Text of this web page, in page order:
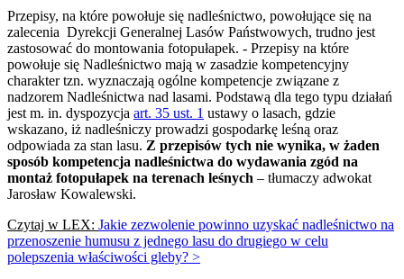
Przepisy, na które powołuje się nadleśnictwo, powołujące się na
zalecenia Dyrekcji Generalnej Lasów Państwowych, trudno jest
zastosować do montowania fotopułapek. - Przepisy na które
powołuje się Nadleśnictwo mają w zasadzie kompetencyjny
charakter tzn. wyznaczają ogólne kompetencje związane z
nadzorem Nadleśnictwa nad lasami. Podstawą dla tego typu działań
jest m. in. dyspozycja art. 35 ust. 1 ustawy o lasach, gdzie
wskazano, iż nadleśniczy prowadzi gospodarkę leśną oraz
odpowiada za stan lasu. Z przepisów tych nie wynika, w żaden
sposób kompetencja nadleśnictwa do wydawania zgód na
montaż fotopułapek na terenach leśnych – tłumaczy adwokat
Jarosław Kowalewski.
Czytaj w LEX: Jakie zezwolenie powinno uzyskać nadleśnictwo na
przenoszenie humusu z jednego lasu do drugiego w celu
polepszenia właściwości gleby? >